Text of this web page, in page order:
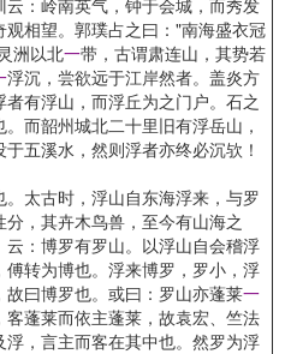
：岭南英气，钟于会城，而秀发
相望。郭璞占之曰："南海盛衣冠
洲以北一带，古谓肃连山，其势若
浮沉，尝欲远于江岸然者。盖炎方
有浮山，而浮丘为之门户。石之
而韶州城北二十里旧有浮岳山，
五溪水，然则浮者亦终必沉欤！
。太古时，浮山自东海浮来，与罗
分，其卉木鸟兽，至今有山海之
：博罗有罗山。以浮山自会稽浮
转为博也。浮来博罗，罗小，浮
曰博罗也。或曰：罗山亦蓬莱一
蓬莱而依主蓬莱，故袁宏、竺法
，言主而客在其中也。然罗为浮